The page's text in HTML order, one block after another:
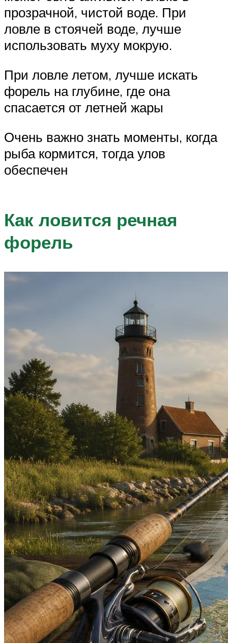
прозрачной, чистой воде. При
ловле в стоячей воде, лучше
использовать муху мокрую.
При ловле летом, лучше искать
форель на глубине, где она
спасается от летней жары
Очень важно знать моменты, когда
рыба кормится, тогда улов
обеспечен
Как ловится речная
форель